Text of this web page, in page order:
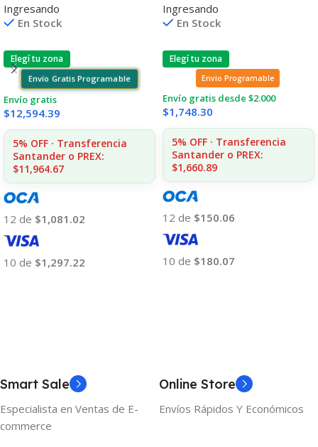
COPIAS
Ingresando
En Stock
Elegí tu zona
Envío Gratis Programable
Envío gratis
$12,594.39
5% OFF · Transferencia
Santander o PREX:
$11,964.67
12 de $1,081.02
10 de $1,297.22
4.000 CPS 11A3540
Ingresando
En Stock
Elegí tu zona
Envio Programable
Envío gratis desde $2.000
$1,748.30
5% OFF · Transferencia
Santander o PREX:
$1,660.89
12 de $150.06
10 de $180.07
Smart Sale
Especialista en Ventas de E-
commerce
Online Store
Envíos Rápidos Y Económicos